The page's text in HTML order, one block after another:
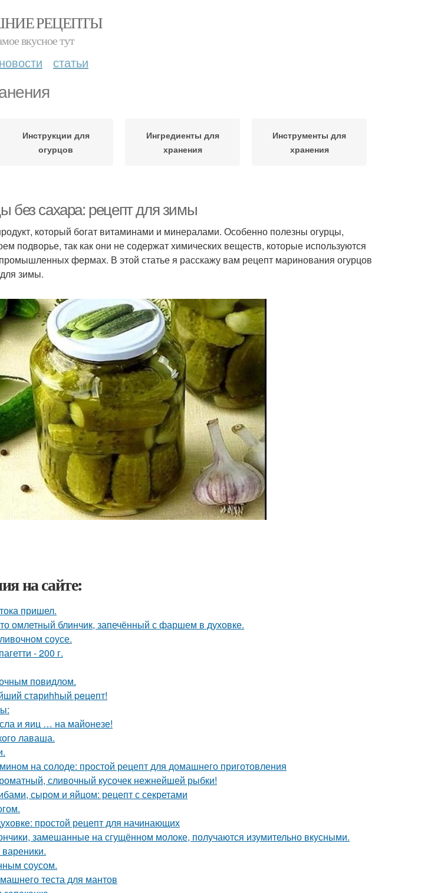
РЕЦЕПТЫ
вкусное тут
новости статьи
Инструкции для
огурцов
Ингредиенты для
хранения
Инструменты для
хранения
без сахара: рецепт для зимы
который богат витаминами и минералами. Особенно полезны огурцы,
подворье, так как они не содержат химических веществ, которые используются
фермах. В этой статье я расскажу вам рецепт маринования огурцов
зимы.
на сайте:
пришел.
омлетный блинчик, запечённый с фаршем в духовке.
соусе.
- 200 г.
повидлом.
стaриhhый peцeпт!
и яиц … на майонезе!
лаваша.
на солоде: простой рецепт для домашнего приготовления
сливочный кусочек нежнейшей рыбки!
сыром и яйцом: рецепт с секретами
простой рецепт для начинающих
замешанные на сгущённом молоке, получаются изумительно вкусными.
соусом.
теста для мантов